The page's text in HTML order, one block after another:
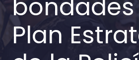
Plan